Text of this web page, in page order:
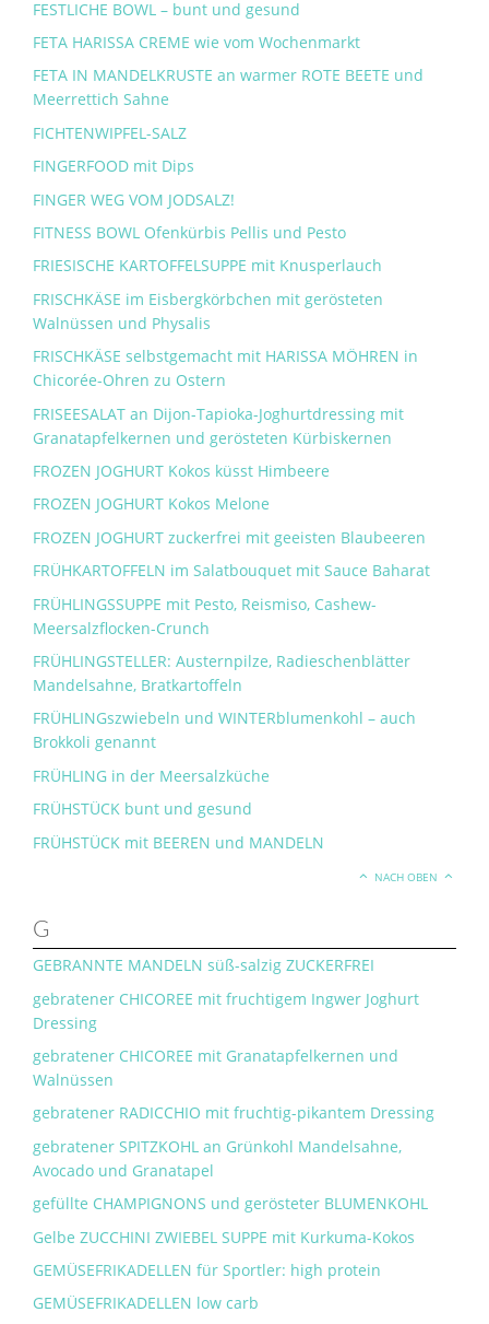
FESTLICHE BOWL – bunt und gesund
FETA HARISSA CREME wie vom Wochenmarkt
FETA IN MANDELKRUSTE an warmer ROTE BEETE und
Meerrettich Sahne
FICHTENWIPFEL-SALZ
FINGERFOOD mit Dips
FINGER WEG VOM JODSALZ!
FITNESS BOWL Ofenkürbis Pellis und Pesto
FRIESISCHE KARTOFFELSUPPE mit Knusperlauch
FRISCHKÄSE im Eisbergkörbchen mit gerösteten
Walnüssen und Physalis
FRISCHKÄSE selbstgemacht mit HARISSA MÖHREN in
Chicorée-Ohren zu Ostern
FRISEESALAT an Dijon-Tapioka-Joghurtdressing mit
Granatapfelkernen und gerösteten Kürbiskernen
FROZEN JOGHURT Kokos küsst Himbeere
FROZEN JOGHURT Kokos Melone
FROZEN JOGHURT zuckerfrei mit geeisten Blaubeeren
FRÜHKARTOFFELN im Salatbouquet mit Sauce Baharat
FRÜHLINGSSUPPE mit Pesto, Reismiso, Cashew-
Meersalzflocken-Crunch
FRÜHLINGSTELLER: Austernpilze, Radieschenblätter
Mandelsahne, Bratkartoffeln
FRÜHLINGszwiebeln und WINTERblumenkohl – auch
Brokkoli genannt
FRÜHLING in der Meersalzküche
FRÜHSTÜCK bunt und gesund
FRÜHSTÜCK mit BEEREN und MANDELN
NACH OBEN
G
GEBRANNTE MANDELN süß-salzig ZUCKERFREI
gebratener CHICOREE mit fruchtigem Ingwer Joghurt
Dressing
gebratener CHICOREE mit Granatapfelkernen und
Walnüssen
gebratener RADICCHIO mit fruchtig-pikantem Dressing
gebratener SPITZKOHL an Grünkohl Mandelsahne,
Avocado und Granatapel
gefüllte CHAMPIGNONS und gerösteter BLUMENKOHL
Gelbe ZUCCHINI ZWIEBEL SUPPE mit Kurkuma-Kokos
GEMÜSEFRIKADELLEN für Sportler: high protein
GEMÜSEFRIKADELLEN low carb